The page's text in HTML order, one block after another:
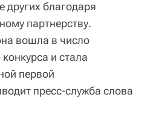
благодаря
партнерству.
вошла в число
и стала
первой
пресс-служба слова